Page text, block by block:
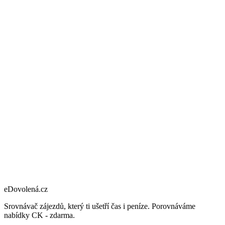
eDovolená.cz
Srovnávač zájezdů, který ti ušetří čas i peníze. Porovnáváme
nabídky CK - zdarma.